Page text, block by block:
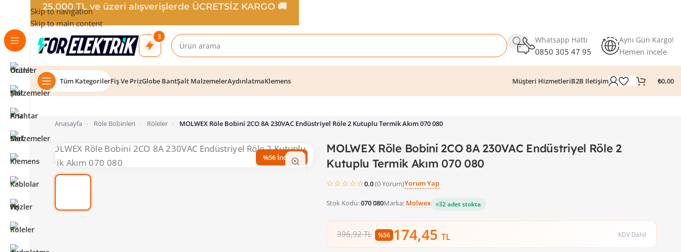
Skip to navigation
Skip to main content
3 Whatsapp Hattı
0850 305 47 95
Aynı Gün Kargo!
Hemen incele
Tüm KategorilerFiş Ve PrizGlobe BantŞalt MalzemelerAydınlatmaKlemens Müşteri HizmetleriB2B Iletişim ₺0,00
Anasayfa › Röle Bobinleri › Röleler › MOLWEX Röle Bobini 2CO 8A 230VAC Endüstriyel Röle 2 Kutuplu Termik Akım 070 080
%56 İndirim
MOLWEX Röle Bobini 2CO 8A 230VAC Endüstriyel Röle 2
Kutuplu Termik Akım 070 080
☆☆☆☆☆0.0(0 Yorum)Yorum Yap
Stok Kodu:070 080Marka: Molwex 32 adet stokta
396,92 TL %56 174,45TL KDV Dahil
25.000 TL ve üzeri alışverişlerde ÜCRETSİZ KARGO 🚚